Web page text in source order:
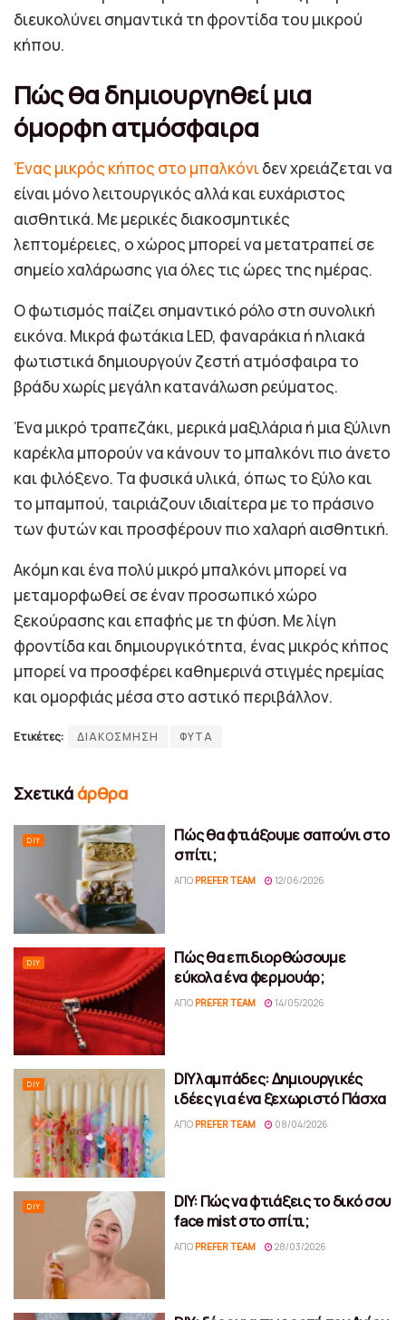
διευκολύνει σημαντικά τη φροντίδα του μικρού
κήπου.
Πώς θα δημιουργηθεί μια
όμορφη ατμόσφαιρα
Ένας μικρός κήπος στο μπαλκόνιδεν χρειάζεται να
είναι μόνο λειτουργικός αλλά και ευχάριστος
αισθητικά. Με μερικές διακοσμητικές
λεπτομέρειες, ο χώρος μπορεί να μετατραπεί σε
σημείο χαλάρωσης για όλες τις ώρες της ημέρας.
Ο φωτισμός παίζει σημαντικό ρόλο στη συνολική
εικόνα. Μικρά φωτάκια LED, φαναράκια ή ηλιακά
φωτιστικά δημιουργούν ζεστή ατμόσφαιρα το
βράδυ χωρίς μεγάλη κατανάλωση ρεύματος.
Ένα μικρό τραπεζάκι, μερικά μαξιλάρια ή μια ξύλινη
καρέκλα μπορούν να κάνουν το μπαλκόνι πιο άνετο
και φιλόξενο. Τα φυσικά υλικά, όπως το ξύλο και
το μπαμπού, ταιριάζουν ιδιαίτερα με το πράσινο
των φυτών και προσφέρουν πιο χαλαρή αισθητική.
Ακόμη και ένα πολύ μικρό μπαλκόνι μπορεί να
μεταμορφωθεί σε έναν προσωπικό χώρο
ξεκούρασης και επαφής με τη φύση. Με λίγη
φροντίδα και δημιουργικότητα, ένας μικρός κήπος
μπορεί να προσφέρει καθημερινά στιγμές ηρεμίας
και ομορφιάς μέσα στο αστικό περιβάλλον.
Ετικέτες: ΔΙΑΚΟΣΜΗΣΗ ΦΥΤΑ
Σχετικά άρθρα
DIY
Πώς θα φτιάξουμε σαπούνι στο
σπίτι;
ΑΠΌ PREFER TEAM 12/06/2026
DIY
Πώς θα επιδιορθώσουμε
εύκολα ένα φερμουάρ;
ΑΠΌ PREFER TEAM 14/05/2026
DIY
DIY λαμπάδες: Δημιουργικές
ιδέες για ένα ξεχωριστό Πάσχα
ΑΠΌ PREFER TEAM 08/04/2026
DIY
DIY: Πώς να φτιάξεις το δικό σου
face mist στο σπίτι;
ΑΠΌ PREFER TEAM 28/03/2026